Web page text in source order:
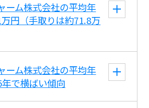
ーム株式会社の平均年
円（手取りは約71.8万
ーム株式会社の平均年
で横ばい傾向